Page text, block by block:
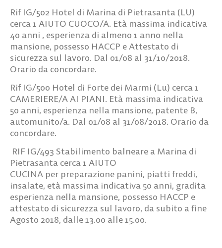
Rif IG/502 Hotel di Marina di Pietrasanta (LU)
cerca 1 AIUTO CUOCO/A. Età massima indicativa
40 anni , esperienza di almeno 1 anno nella
mansione, possesso HACCP e Attestato di
sicurezza sul lavoro. Dal 01/08 al 31/10/2018.
Orario da concordare.
Rif IG/500 Hotel di Forte dei Marmi (Lu) cerca1
CAMERIERE/A AI PIANI. Età massima indicativa
50 anni, esperienza nella mansione, patente B,
automunito/a. Dal 01/08 al 31/08/2018. Orario da
concordare.
RIF IG/493 Stabilimento balneare a Marina di
Pietrasanta cerca1 AIUTO
CUCINA per preparazione panini, piatti freddi,
insalate, età massima indicativa 50 anni, gradita
esperienza nella mansione, possesso HACCP e
attestato di sicurezza sul lavoro, da subito a fine
Agosto 2018, dalle 13.00 alle 15.00.